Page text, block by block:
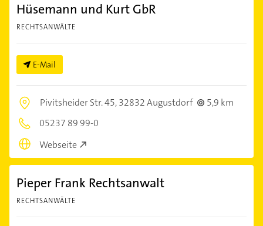
Hüsemann und Kurt GbR
RECHTSANWÄLTE
E-Mail
Pivitsheider Str. 45,32832 Augustdorf
5,9 km
05237 89 99-0
Webseite
Pieper Frank Rechtsanwalt
RECHTSANWÄLTE